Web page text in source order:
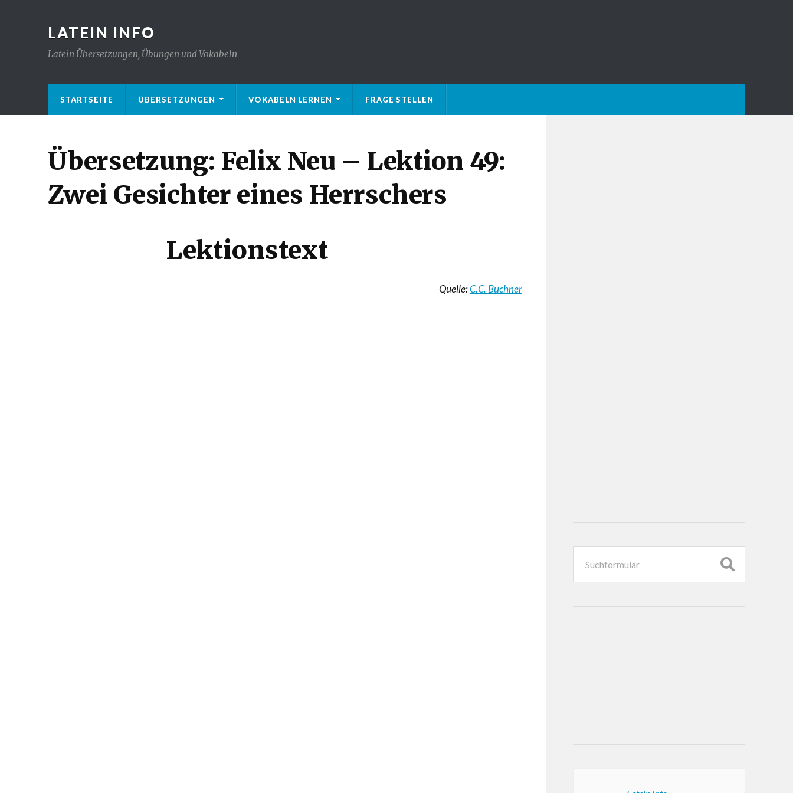
LATEIN INFO
Latein Übersetzungen, Übungen und Vokabeln
STARTSEITE ÜBERSETZUNGEN VOKABELN LERNEN FRAGE STELLEN
Übersetzung: Felix Neu – Lektion 49:
Zwei Gesichter eines Herrschers
Lektionstext
Quelle:C.C. Buchner